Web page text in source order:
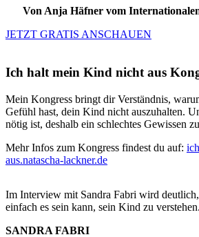
Von Anja Häfner vom
JETZT GRATIS ANSCHAUEN
Ich halt mein Kind nicht aus
Mein Kongress bringt dir Verständnis,
Gefühl hast, dein Kind nicht auszuhalten.
nötig ist, deshalb ein schlechtes Gewissen
Mehr Infos zum Kongress findest du auf:
aus.natascha-lackner.de
Im Interview mit Sandra Fabri wird
einfach es sein kann, sein Kind zu verstehen.
SANDRA FABRI